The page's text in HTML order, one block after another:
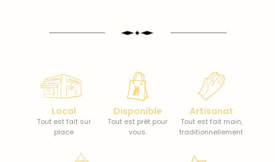
Local
Tout est fait sur
place
Disponible
Tout est prêt pour
vous.
Artisanat
Tout est fait main,
traditionnellement